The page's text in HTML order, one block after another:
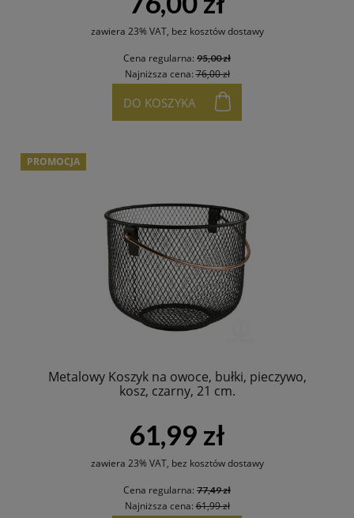
zawiera 23% VAT, bez kosztów dostawy
Cena regularna: 95,00 zł
Najniższa cena:76,00 zł
DO KOSZYKA
Metalowy Koszyk na owoce, bułki, pieczywo,
kosz, czarny, 21 cm.
61,99 zł
zawiera 23% VAT, bez kosztów dostawy
Cena regularna: 77,49 zł
Najniższa cena:61,99 zł
PROMOCJA